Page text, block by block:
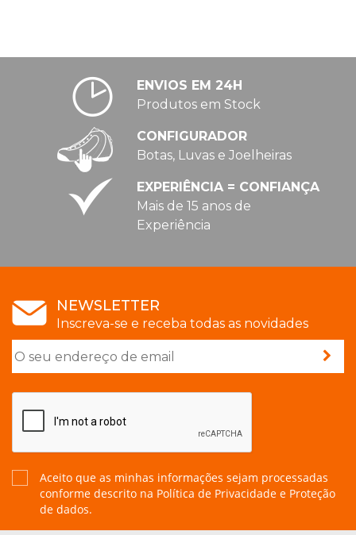
ENVIOS EM 24H
Produtos em Stock
CONFIGURADOR
Botas, Luvas e Joelheiras
EXPERIÊNCIA = CONFIANÇA
Mais de 15 anos de
Experiência
NEWSLETTER
Inscreva-se e receba todas as novidades
Aceito que as minhas informações sejam processadas
conforme descrito na Política de Privacidade e Proteção
de dados.